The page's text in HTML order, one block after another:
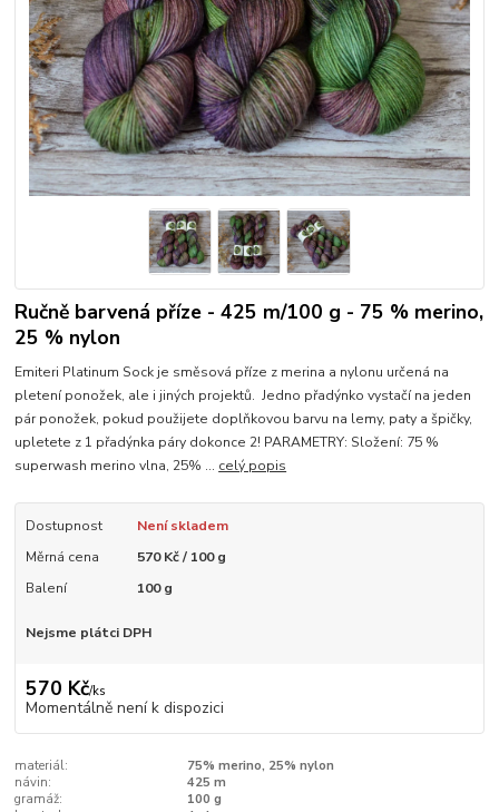
Ručně barvená příze - 425 m/100 g - 75 % merino,
25 % nylon
Emiteri Platinum Sock je směsová příze z merina a nylonu určená na
pletení ponožek, ale i jiných projektů. Jedno přadýnko vystačí na jeden
pár ponožek, pokud použijete doplňkovou barvu na lemy, paty a špičky,
upletete z 1 přadýnka páry dokonce 2! PARAMETRY: Složení: 75 %
superwash merino vlna, 25% ... celý popis
Dostupnost
Není skladem
Měrná cena
570 Kč / 100 g
Balení
100 g
Nejsme plátci DPH
570 Kč/ks
Momentálně není k dispozici
materiál:
75% merino, 25% nylon
návin:
425 m
gramáž:
100 g